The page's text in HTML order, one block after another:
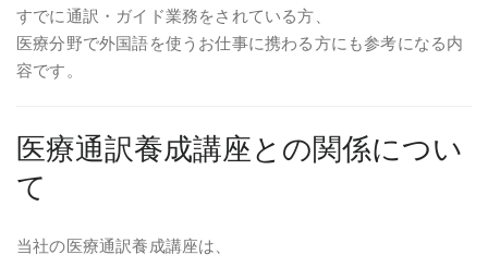
すでに通訳・ガイド業務をされている方、
医療分野で外国語を使うお仕事に携わる方にも参考になる内
容です。
医療通訳養成講座との関係につい
て
当社の医療通訳養成講座は、